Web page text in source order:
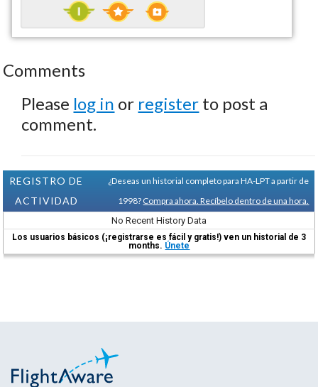
Comments
Please log in or register to post a
comment.
REGISTRO DE
ACTIVIDAD
¿Deseas un historial completo para HA-LPT a partir de
1998? Compra ahora. Recíbelo dentro de una hora.
No Recent History Data
Los usuarios básicos (¡registrarse es fácil y gratis!) ven un historial de 3
months. Únete